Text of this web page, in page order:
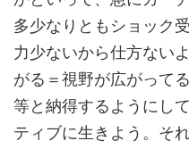
多少なりともショック
力少ないから仕方ない
がる＝視野が広がって
等と納得するようにし
ティブに生きよう。そ